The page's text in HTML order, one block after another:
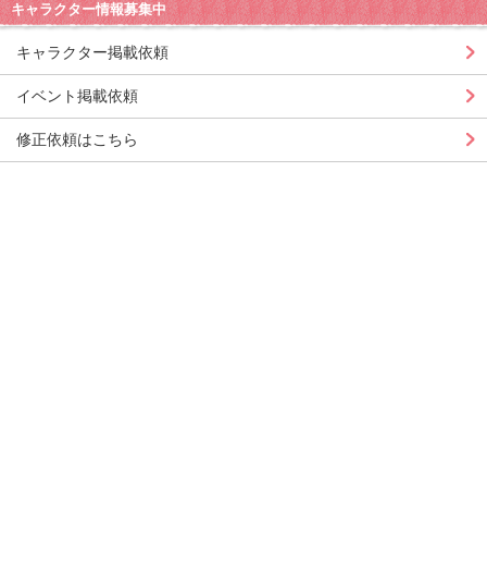
キャラクター情報募集中
キャラクター掲載依頼
イベント掲載依頼
修正依頼はこちら